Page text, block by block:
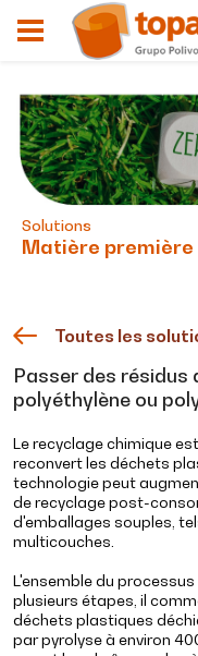
Solutions
Matière
Toutes les
Passer des résidus
polyéthylène ou
Le recyclage chimique
reconvert les déchets
technologie peut
de recyclage post-
d'emballages souples,
multicouches.
L'ensemble du
plusieurs étapes, il
déchets plastiques
par pyrolyse à environ